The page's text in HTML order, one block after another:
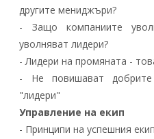
другите мениджъри?
- Защо компаниите
уволняват лидери?
- Лидери на промяната -
- Не повишават
"лидери"
Управление на екип
- Принципи на успешния